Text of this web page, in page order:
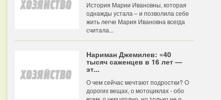
История Марии Ивановны, которая
однажды устала – и позволила себе
жить легче Мария Ивановна всегда
считала...
Нариман Джемилев: «40
тысяч саженцев в 16 лет —
эт...
О чем сейчас мечтают подростки? О
дорогих вещах, о мотоциклах - обо